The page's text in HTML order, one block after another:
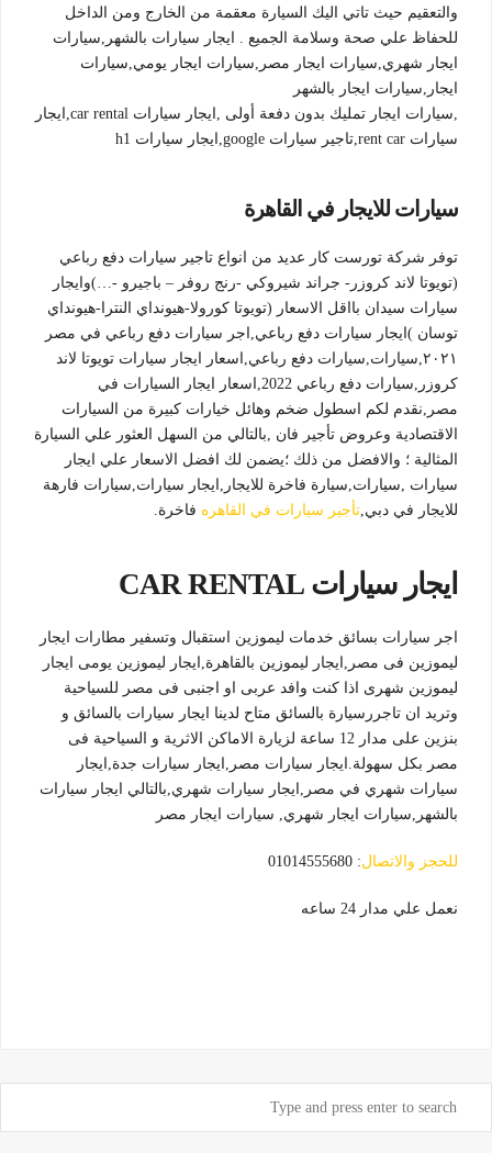
والتعقيم حيث تاتي اليك السيارة معقمة من الخارج ومن الداخل
للحفاظ علي صحة وسلامة الجميع . ايجار سيارات بالشهر,سيارات
ايجار شهري,سيارات ايجار مصر,سيارات ايجار يومي,سيارات
ايجار,سيارات ايجار بالشهر
,سيارات ايجار تمليك بدون دفعة أولى ,ايجار سيارات car rental,ايجار
سيارات rent car,تاجير سيارات google,ايجار سيارات h1
سيارات للايجار في القاهرة
توفر شركة تورست كار عديد من انواع تاجير سيارات دفع رباعي
(تويوتا لاند كروزر- جراند شيروكي -رنج روفر – باجيرو -…)وايجار
سيارات سيدان بااقل الاسعار (تويوتا كورولا-هيونداي النترا-هيونداي
توسان )ايجار سيارات دفع رباعي,اجر سيارات دفع رباعي في مصر
٢٠٢١,سيارات,سيارات دفع رباعي,اسعار ايجار سيارات تويوتا لاند
كروزر,سيارات دفع رباعي 2022,اسعار ايجار السيارات في
مصر,نقدم لكم اسطول ضخم وهائل خيارات كبيرة من السيارات
الاقتصادية وعروض تأجير فان ,بالتالي من السهل العثور علي السيارة
المثالية ؛ والافضل من ذلك ؛يضمن لك افضل الاسعار علي ايجار
سيارات ,سيارات,سيارة فاخرة للايجار,ايجار سيارات,سيارات فارهة
للايجار في دبي,تأجير سيارات في القاهره فاخرة.
ايجار سيارات CAR RENTAL
اجر سيارات بسائق خدمات ليموزين استقبال وتسفير مطارات ايجار
ليموزين فى مصر,ايجار ليموزين بالقاهرة,ايجار ليموزين يومى ايجار
ليموزين شهرى اذا كنت وافد عربى او اجنبى فى مصر للسياحية
وتريد ان تاجررسيارة بالسائق متاح لدينا ايجار سيارات بالسائق و
بنزين على مدار 12 ساعة لزيارة الاماكن الاثرية و السياحية فى
مصر بكل سهولة.ايجار سيارات مصر,ايجار سيارات جدة,ايجار
سيارات شهري في مصر,ايجار سيارات شهري,بالتالي ايجار سيارات
بالشهر,سيارات ايجار شهري, سيارات ايجار مصر
للحجز والاتصال: 01014555680
نعمل علي مدار 24 ساعه